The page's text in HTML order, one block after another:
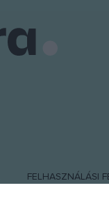
FELHASZNÁLÁSI